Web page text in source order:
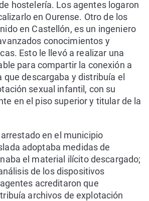
hostelería. Los agentes logaron
en Ourense. Otro de los
en Castellón, es un ingeniero
conocimientos y
Esto le llevó a realizar una
para compartir la conexión a
que descargaba y distribuía el
sexual infantil, con su
en el piso superior y titular de la
en el municipio
adoptaba medidas de
el material ilícito descargado;
de los dispositivos
acreditaron que
archivos de explotación